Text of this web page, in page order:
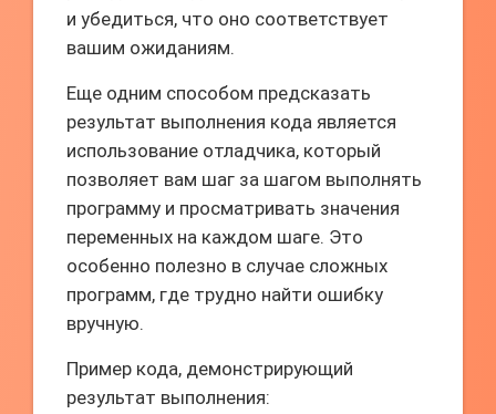
и убедиться, что оно соответствует
вашим ожиданиям.
Еще одним способом предсказать
результат выполнения кода является
использование отладчика, который
позволяет вам шаг за шагом выполнять
программу и просматривать значения
переменных на каждом шаге. Это
особенно полезно в случае сложных
программ, где трудно найти ошибку
вручную.
Пример кода, демонстрирующий
результат выполнения: